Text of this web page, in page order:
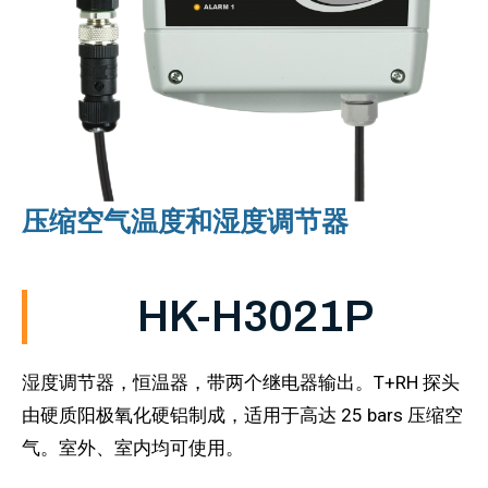
压缩空气温度和湿度调节器
HK-H3021P
湿度调节器，恒温器，带两个继电器输出。T+RH 探头
由硬质阳极氧化硬铝制成，适用于高达 25 bars 压缩空
气。室外、室内均可使用。